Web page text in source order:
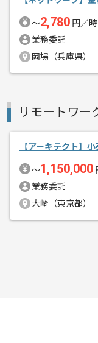
〜2,780 円／時
業務委託
岡場（兵庫県）
リモートワー
【アーキテクト】
〜1,150,000
業務委託
大崎（東京都）